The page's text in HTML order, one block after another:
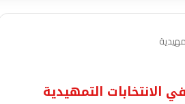
الانتخابات التمهيدية